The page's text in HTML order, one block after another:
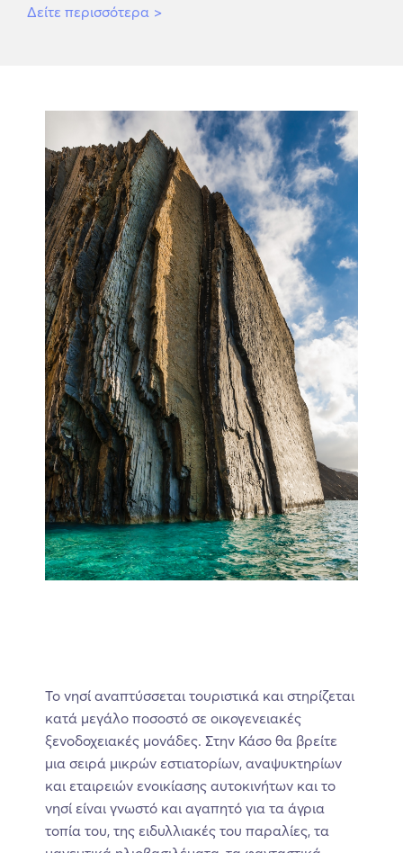
Δείτε περισσότερα >
Το νησί αναπτύσσεται τουριστικά και στηρίζεται
κατά μεγάλο ποσοστό σε οικογενειακές
ξενοδοχειακές μονάδες. Στην Κάσο θα βρείτε
μια σειρά μικρών εστιατορίων, αναψυκτηρίων
και εταιρειών ενοικίασης αυτοκινήτων και το
νησί είναι γνωστό και αγαπητό για τα άγρια
τοπία του, της ειδυλλιακές του παραλίες, τα